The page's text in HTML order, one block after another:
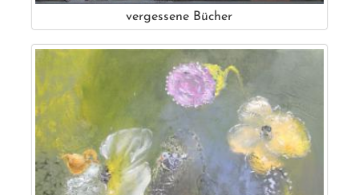
vergessene Bücher